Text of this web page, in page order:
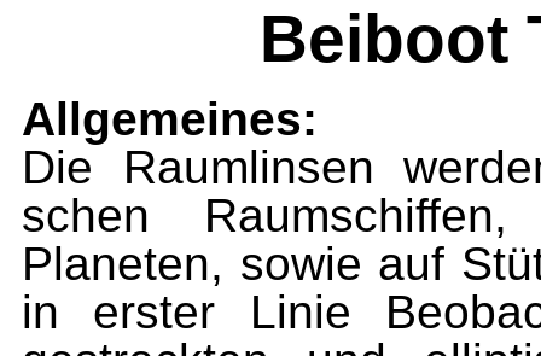
Beiboot
Allgemeines:
Die Raumlinsen
schen
Planeten, sowie auf
in erster Linie